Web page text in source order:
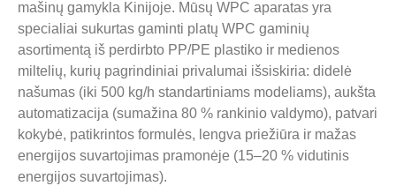
mašinų gamykla Kinijoje. Mūsų WPC aparatas yra
specialiai sukurtas gaminti platų WPC gaminių
asortimentą iš perdirbto PP/PE plastiko ir medienos
miltelių, kurių pagrindiniai privalumai išsiskiria: didelė
našumas (iki 500 kg/h standartiniams modeliams), aukšta
automatizacija (sumažina 80 % rankinio valdymo), patvari
kokybė, patikrintos formulės, lengva priežiūra ir mažas
energijos suvartojimas pramonėje (15–20 % vidutinis
energijos suvartojimas).